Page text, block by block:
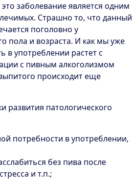
заболевание является одним
Страшно то, что данный
поголовно у
пола и возраста. И как мы уже
в употреблении растет с
с пивным алкоголизмом
происходит еще
развития патологического
потребности в употреблении,
без пива после
и т.п.;